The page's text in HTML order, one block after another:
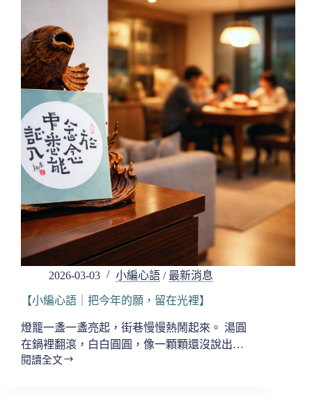
十
四
節
氣
蟄，
春
雷
一
響，
醒
一
點】
2026-03-03 小編心語 / 最新消息
【小編心語｜把今年的願，留在光裡】
燈籠一盞一盞亮起，街巷慢慢熱鬧起來。 湯圓
在鍋裡翻滾，白白圓圓，像一顆顆還沒說出…
閱讀全文
【小